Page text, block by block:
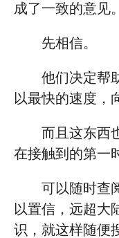
成了一致的意见。
先相信。
他们决定帮
以最快的速度，
而且这东西
在接触到的第一
可以随时查
以置信，远超大
识，就这样随便